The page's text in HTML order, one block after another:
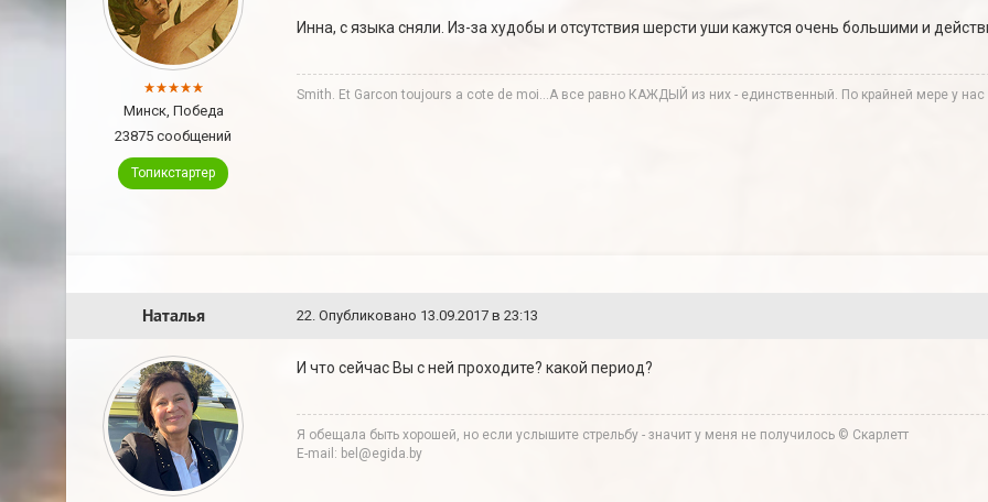
Минск, Победа
23875 сообщений
Топикстартер
Инна, с языка сняли. Из-за худобы и отсутствия шерсти уши кажутся очень большими и
Smith. Et Garcon toujours a cote de moi...А все равно КАЖДЫЙ из них - единственный. По крайней мере у нас
Наталья 22. Опубликовано 13.09.2017 в 23:13
И что сейчас Вы с ней проходите? какой период?
Я обещала быть хорошей, но если услышите стрельбу - значит у меня не получилось © Скарлетт
E-mail: bel@egida.by